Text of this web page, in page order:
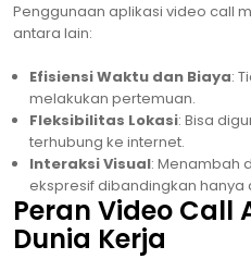
Penggunaan aplikasi video call
antara lain:
Efisiensi Waktu dan Biaya:
melakukan pertemuan.
Fleksibilitas Lokasi: Bisa
terhubung ke internet.
Interaksi Visual: Menambah
ekspresif dibandingkan hanya
Peran Video Call
Dunia Kerja